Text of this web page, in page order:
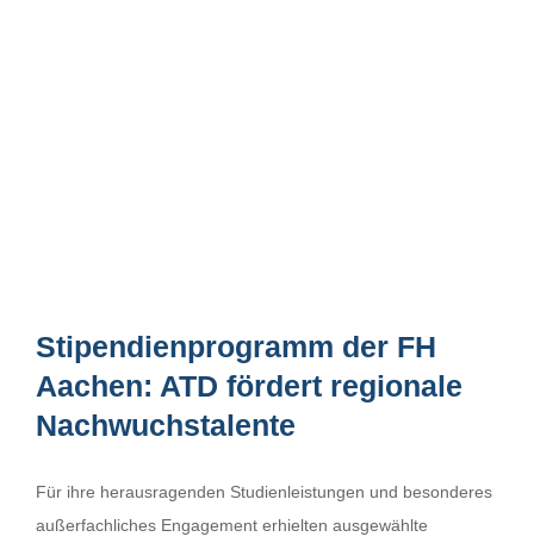
Stipendienprogramm der FH
Aachen: ATD fördert regionale
Nachwuchstalente
Für ihre herausragenden Studienleistungen und besonderes
außerfachliches Engagement erhielten ausgewählte